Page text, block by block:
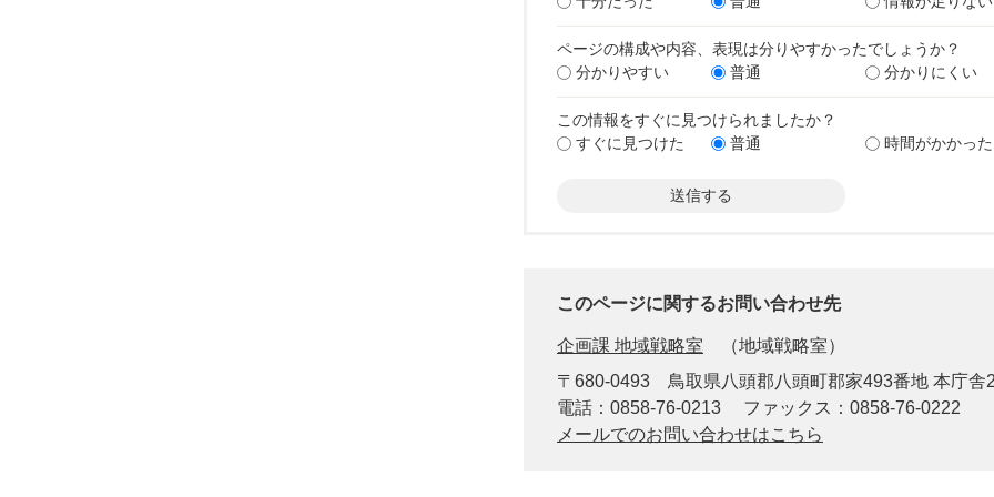
ページの構成や内容、表現は分りやすかったでしょうか？
分かりやすい
普通 分かりにくい
この情報をすぐに見つけられましたか？
すぐに見つけた
普通 時間がかかった
このページに関するお問い合わせ先
企画課 地域戦略室
地域戦略室
〒680-0493
鳥取県八頭郡八頭町郡家493番地 本庁舎
電話：0858-76-0213
ファックス：0858-76-0222
メールでのお問い合わせはこちら